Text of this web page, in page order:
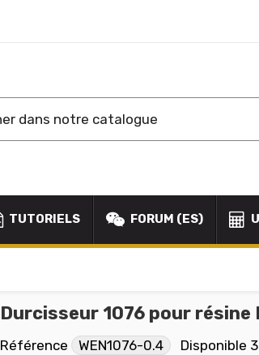
TUTORIELS FORUM (ES)
Durcisseur 1076 pour résine
Référence WEN1076-0.4 Disponible